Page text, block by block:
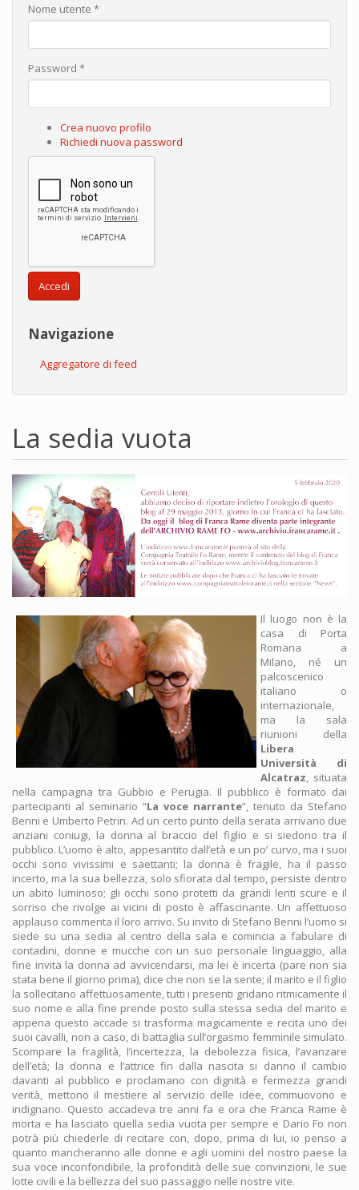
Nome utente *
Password *
Crea nuovo profilo
Richiedi nuova password
Accedi
Navigazione
Aggregatore di feed
La sedia vuota
Il luogo non è la
casa di Porta
Romana a
Milano, né un
palcoscenico
italiano o
internazionale,
ma la sala
riunioni della
Libera
Università di
Alcatraz, situata
nella campagna tra Gubbio e Perugia. Il pubblico è formato dai
partecipanti al seminario “La voce narrante”, tenuto da Stefano
Benni e Umberto Petrin. Ad un certo punto della serata arrivano due
anziani coniugi, la donna al braccio del figlio e si siedono tra il
pubblico. L’uomo è alto, appesantito dall’età e un po’ curvo, ma i suoi
occhi sono vivissimi e saettanti; la donna è fragile, ha il passo
incerto, ma la sua bellezza, solo sfiorata dal tempo, persiste dentro
un abito luminoso; gli occhi sono protetti da grandi lenti scure e il
sorriso che rivolge ai vicini di posto è affascinante. Un affettuoso
applauso commenta il loro arrivo. Su invito di Stefano Benni l’uomo si
siede su una sedia al centro della sala e comincia a fabulare di
contadini, donne e mucche con un suo personale linguaggio, alla
fine invita la donna ad avvicendarsi, ma lei è incerta (pare non sia
stata bene il giorno prima), dice che non se la sente; il marito e il figlio
la sollecitano affettuosamente, tutti i presenti gridano ritmicamente il
suo nome e alla fine prende posto sulla stessa sedia del marito e
appena questo accade si trasforma magicamente e recita uno dei
suoi cavalli, non a caso, di battaglia sull’orgasmo femminile simulato.
Scompare la fragilità, l’incertezza, la debolezza fisica, l’avanzare
dell’età; la donna e l’attrice fin dalla nascita si danno il cambio
davanti al pubblico e proclamano con dignità e fermezza grandi
verità, mettono il mestiere al servizio delle idee, commuovono e
indignano. Questo accadeva tre anni fa e ora che Franca Rame è
morta e ha lasciato quella sedia vuota per sempre e Dario Fo non
potrà più chiederle di recitare con, dopo, prima di lui, io penso a
quanto mancheranno alle donne e agli uomini del nostro paese la
sua voce inconfondibile, la profondità delle sue convinzioni, le sue
lotte civili e la bellezza del suo passaggio nelle nostre vite.